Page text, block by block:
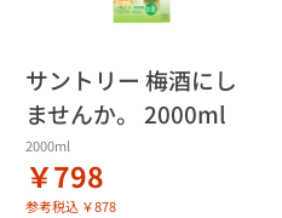
サントリー 梅酒にし
ませんか。 2000ml
2000ml
￥798
参考税込 ￥878